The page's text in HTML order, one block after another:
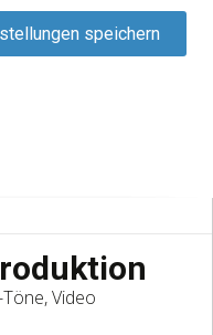
speichern
Video